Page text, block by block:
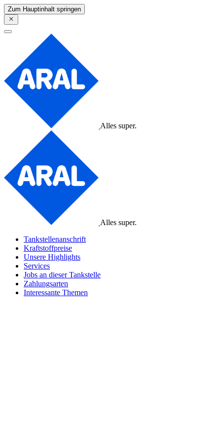
Zum Hauptinhalt springen
Alles super.
Alles super.
Tankstellenanschrift
Kraftstoffpreise
Unsere Highlights
Services
Jobs an dieser Tankstelle
Zahlungsarten
Interessante Themen